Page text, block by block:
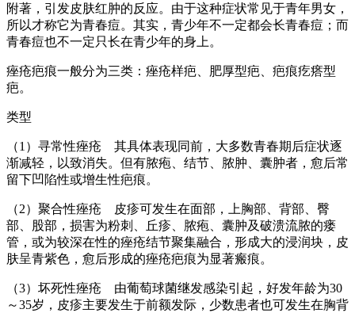
附著，引发皮肤红肿的反应。由于这种症状常见于青年男女，
所以才称它为青春痘。其实，青少年不一定都会长青春痘；而
青春痘也不一定只长在青少年的身上。
痤疮疤痕一般分为三类：痤疮样疤、肥厚型疤、疤痕疙瘩型
疤。
类型
（1）寻常性痤疮 其具体表现同前，大多数青春期后症状逐
渐减轻，以致消失。但有脓疱、结节、脓肿、囊肿者，愈后常
留下凹陷性或增生性疤痕。
（2）聚合性痤疮 皮疹可发生在面部，上胸部、背部、臀
部、股部，损害为粉刺、丘疹、脓疱、囊肿及破溃流脓的瘘
管，或为较深在性的痤疮结节聚集融合，形成大的浸润块，皮
肤呈青紫色，愈后形成的痤疮疤痕为显著瘢痕。
（3）坏死性痤疮 由葡萄球菌继发感染引起，好发年龄为30
～35岁，皮疹主要发生于前额发际，少数患者也可发生在胸背